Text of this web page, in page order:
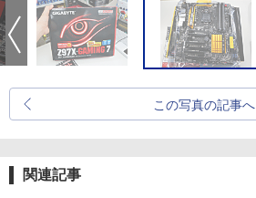
この写真の記事へ
関連記事